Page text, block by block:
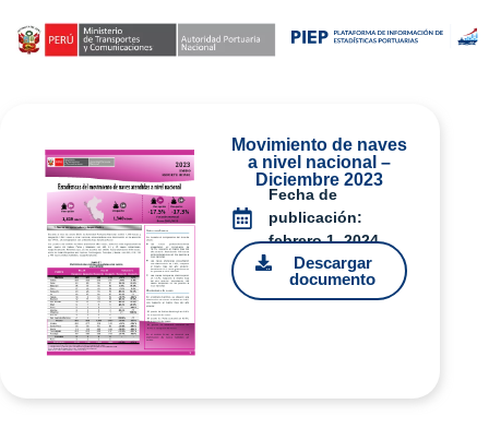
Movimiento de naves
a nivel nacional –
Diciembre 2023
Fecha de
publicación:
febrero 1, 2024
Descargar
documento